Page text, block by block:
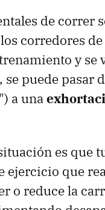
de correr
corredores
y se
puede pasar
a una
es que
ejercicio que
o reduce la